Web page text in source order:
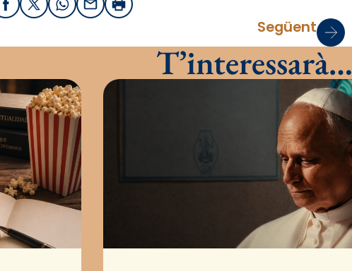
FacebookX / Twitter
WhatsApp
EmailImprimir
Següent
T’interessarà…